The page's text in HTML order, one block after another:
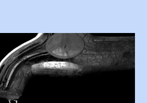
başlıyorum… 1964 Adana Yüzme
7 yaşında kara kuru bir kız çocuğu
Adana Demirspor Kulübü
Küçük kız etrafına bakıyor.
var. Nesrin, Adana Demirspor’un 4